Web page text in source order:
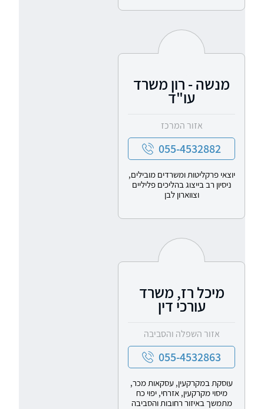
מנשה - רון משרד
עו"ד
אזור המרכז
055-4532882
יוצאי פרקליטות ומשרדים מובילים,
ניסיון רב בייצוג בהליכים פליליים
וצווארון לבן
מיכל רז, משרד
עורכי דין
אזור השפלה והסביבה
055-4532863
עוסקת במקרקעין, עסקאות מכר,
מיסוי מקרקעין, אזרחי, יפוי כח
מתמשך באיזור רחובות והסביבה